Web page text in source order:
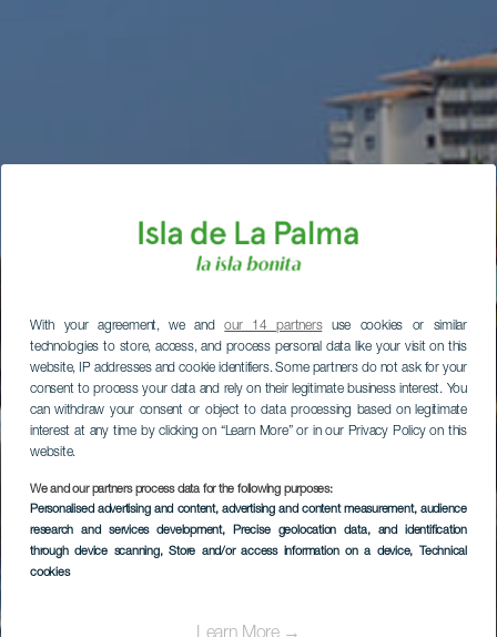
With your agreement, we andour 14 partnersuse cookies or similar
technologies to store, access, and process personal data like your visit on this
website, IP addresses and cookie identifiers. Some partners do not ask for your
consent to process your data and rely on their legitimate business interest. You
can withdraw your consent or object to data processing based on legitimate
interest at any time by clicking on “Learn More” or in our Privacy Policy on this
website.
We and our partners process data for the following purposes:
Personalised advertising and content, advertising and content measurement, audience
research and services development, Precise geolocation data, and identification
through device scanning, Store and/or access information on a device, Technical
cookies